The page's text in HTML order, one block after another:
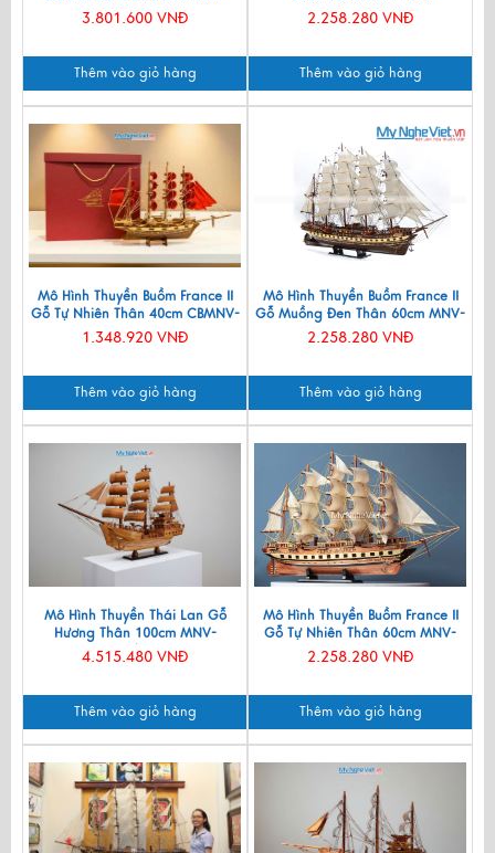
TB024-80S
3.801.600 VNĐ
Thêm vào giỏ hàng
2.258.280 VNĐ
Thêm vào giỏ hàng
Mô Hình Thuyền Buồm France II
Gỗ Tự Nhiên Thân 40cm CBMNV-
TB026-3
1.348.920 VNĐ
Thêm vào giỏ hàng
Mô Hình Thuyền Buồm France II
Gỗ Muồng Đen Thân 60cm MNV-
TB03
2.258.280 VNĐ
Thêm vào giỏ hàng
Mô Hình Thuyền Thái Lan Gỗ
Hương Thân 100cm MNV-
TB15/100H
4.515.480 VNĐ
Thêm vào giỏ hàng
Mô Hình Thuyền Buồm France II
Gỗ Tự Nhiên Thân 60cm MNV-
TB03
2.258.280 VNĐ
Thêm vào giỏ hàng